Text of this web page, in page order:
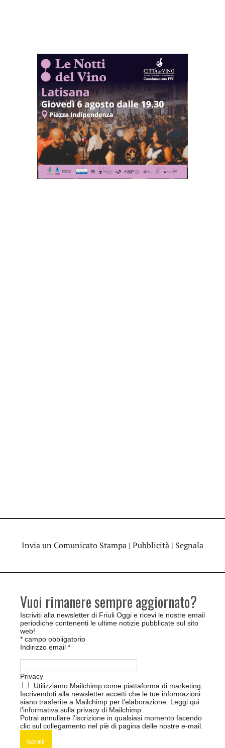
Invia un Comunicato Stampa | Pubblicità | Segnala
Vuoi rimanere sempre aggiornato?
Iscriviti alla newsletter di Friuli Oggi e ricevi le nostre email
periodiche contenenti le ultime notizie pubblicate sul sito
web!
* campo obbligatorio
Indirizzo email *
Privacy
Utilizziamo Mailchimp come piattaforma di marketing.
Iscrivendoti alla newsletter accetti che le tue informazioni
siano trasferite a Mailchimp per l’elaborazione. Leggi qui
l’informativa sulla privacy di Mailchimp
Potrai annullare l’iscrizione in qualsiasi momento facendo
clic sul collegamento nel piè di pagina delle nostre e-mail.